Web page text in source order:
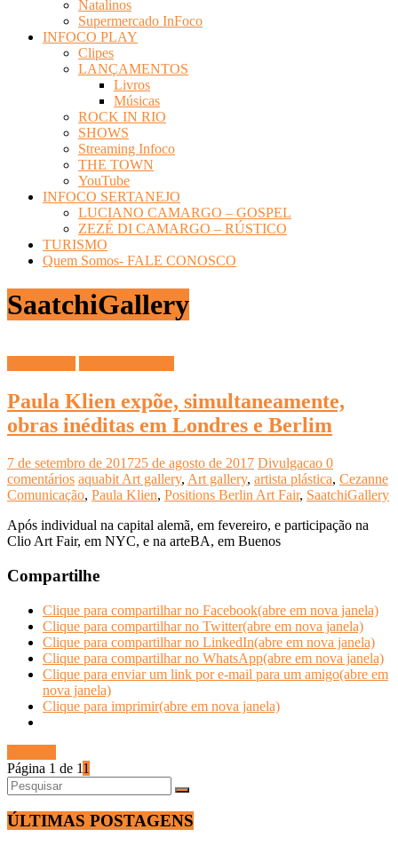
Natalinos
Supermercado InFoco
INFOCO PLAY
Clipes
LANÇAMENTOS
Livros
Músicas
ROCK IN RIO
SHOWS
Streaming Infoco
THE TOWN
YouTube
INFOCO SERTANEJO
LUCIANO CAMARGO – GOSPEL
ZEZÉ DI CAMARGO – RÚSTICO
TURISMO
Quem Somos- FALE CONOSCO
SaatchiGallery
Paula Klien expõe, simultaneamente,
obras inéditas em Londres e Berlim
7 de setembro de 201725 de agosto de 2017 Divulgacao 0
comentários aquabit Art gallery, Art gallery, artista plástica, Cezanne
Comunicação, Paula Klien, Positions Berlin Art Fair, SaatchiGallery
Após individual na capital alemã, em fevereiro, e participação na
Clio Art Fair, em NYC, e na arteBA, em Buenos
Compartilhe
Clique para compartilhar no Facebook(abre em nova janela)
Clique para compartilhar no Twitter(abre em nova janela)
Clique para compartilhar no LinkedIn(abre em nova janela)
Clique para compartilhar no WhatsApp(abre em nova janela)
Clique para enviar um link por e-mail para um amigo(abre em
nova janela)
Clique para imprimir(abre em nova janela)
Página 1 de 11
ÚLTIMAS POSTAGENS